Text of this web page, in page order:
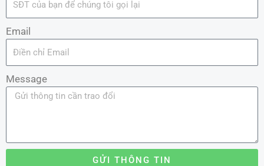
Email
Message
GỬI THÔNG TIN